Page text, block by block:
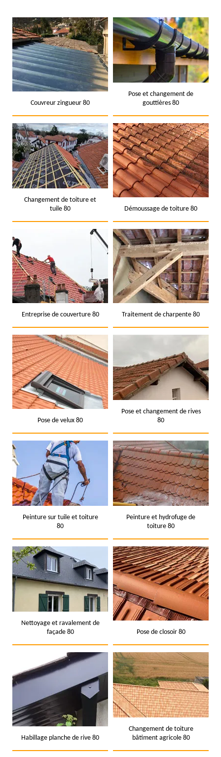
Couvreur zingueur 80
Pose et changement de
gouttières 80
Changement de toiture et
tuile 80
Démoussage de toiture 80
Entreprise de couverture 80 Traitement de charpente 80
Pose de velux 80
Pose et changement de rives
80
Peinture sur tuile et toiture
80
Peinture et hydrofuge de
toiture 80
Nettoyage et ravalement de
façade 80
Pose de closoir 80
Habillage planche de rive 80
Changement de toiture
bâtiment agricole 80